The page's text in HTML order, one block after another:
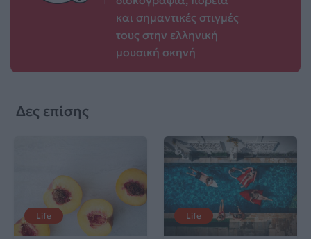
και σημαντικές στιγμές
τους στην ελληνική
μουσική σκηνή
Δες επίσης
Life Life